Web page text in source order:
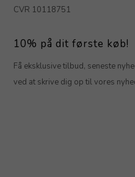
CVR 10118751
10% på dit første køb!
Få eksklusive tilbud, seneste
ved at skrive dig op til vores